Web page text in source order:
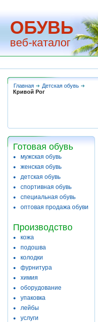
ОБУВЬ
веб-каталог
Главная
Детская обувь
Кривой Рог
Готовая обувь
мужская обувь
женская обувь
детская обувь
спортивная обувь
специальная обувь
оптовая продажа обуви
Производство
кожа
подошва
колодки
фурнитура
химия
оборудование
упаковка
лейбы
услуги